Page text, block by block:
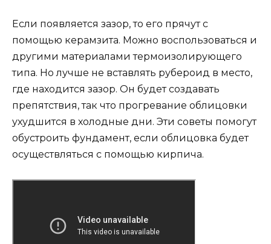
Если появляется зазор, то его прячут с
помощью керамзита. Можно воспользоваться и
другими материалами термоизолирующего
типа. Но лучше не вставлять рубероид в место,
где находится зазор. Он будет создавать
препятствия, так что прогревание облицовки
ухудшится в холодные дни. Эти советы помогут
обустроить фундамент, если облицовка будет
осуществляться с помощью кирпича.